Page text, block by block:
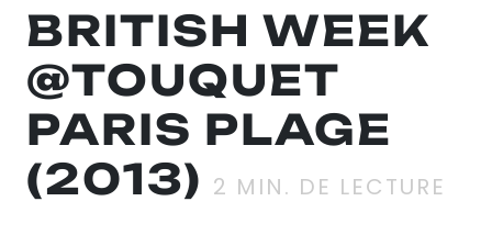
BRITISH WEEK
@TOUQUET
PARIS PLAGE
(2013) 2 MIN. DE LECTURE